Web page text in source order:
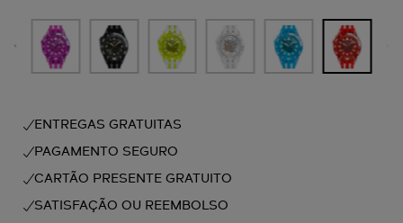
ENTREGAS GRATUITAS
PAGAMENTO SEGURO
CARTÃO PRESENTE GRATUITO
SATISFAÇÃO OU REEMBOLSO